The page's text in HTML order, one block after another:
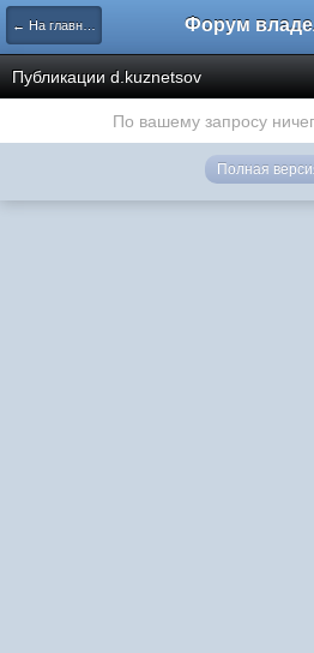
← На главную
Публикации d.kuznetsov
По вашему запросу
Полная